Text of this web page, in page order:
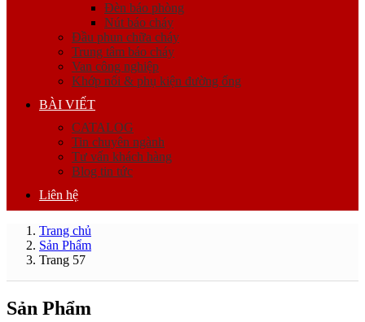
Đèn báo phòng
Nút báo cháy
Đầu phun chữa cháy
Trung tâm báo cháy
Van công nghiệp
Khớp nối & phụ kiện đường ống
BÀI VIẾT
CATALOG
Tin chuyên ngành
Tư vấn khách hàng
Blog tin tức
Liên hệ
Trang chủ
Sản Phẩm
Trang 57
Sản Phẩm